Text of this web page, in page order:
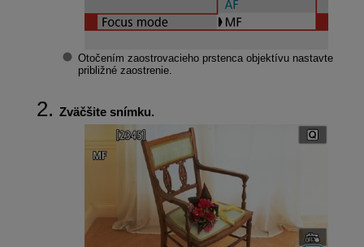
Otočením zaostrovacieho prstenca objektívu nastavte
približné zaostrenie.
Zväčšite snímku.